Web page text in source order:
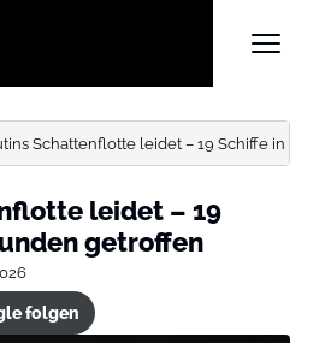
Schattenflotte leidet – 19 Schiffe in 72
leidet – 19
getroffen
folgen